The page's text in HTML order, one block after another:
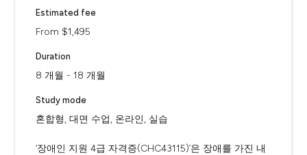
Estimated fee
From $1,495
Duration
8 개월 - 18 개월
Study mode
혼합형, 대면 수업, 온라인, 실습
‘장애인 지원 4급 자격증(CHC43115)’은 장애를 가진 내